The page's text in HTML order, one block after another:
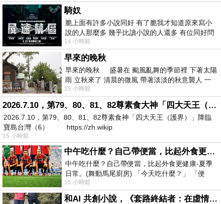
騎奴
脆上面有許多小說同好 有了脆我才知道原來寫小
說的人那麼多 幾乎比讀小說的人還多 有位同好問
了一個問題 她說為什麼高中文學獎的
14 小時前
早來的晚秋
早來的晚秋 盛暑在 颱風亂舞的季節裡 下著太陽
雨 立秋來了 清晨的微風 帶著淡淡的秋意襲人 一
下子 又被赤
15 小時前
2026.7.10，第79、80、81、82尊素食大神「四大天王（護界）」降臨寶島台灣（6）
2026.7.10，第79、80、81、82尊素食神「四大天王（護界）」降臨
寶島台灣（6） https://zh.wikip
15 小時前
中午吃什麼？自己帶便當，比起外食更健康-夏季日常。(舞動馬尾廚房)
中午吃什麼？自己帶便當，比起外食更健康-夏季
日常。(舞動馬尾廚房) 「今天吃什麼？」 「便
當？麵？還是炒飯？」 每天都在選擇
15 小時前
和AI 共創小說，《套路終結者：在虛情假意的劇本裡活出人格》